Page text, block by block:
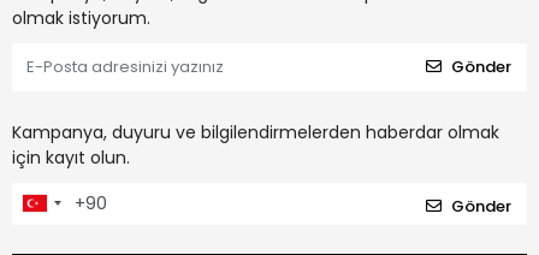
olmak istiyorum.
Gönder
Kampanya, duyuru ve bilgilendirmelerden haberdar olmak
için kayıt olun.
Gönder